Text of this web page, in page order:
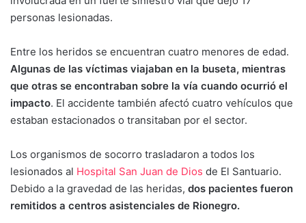
personas lesionadas.
Entre los heridos se encuentran cuatro menores de edad.
Algunas de las víctimas viajaban en la buseta, mientras
que otras se encontraban sobre la vía cuando ocurrió el
impacto. El accidente también afectó cuatro vehículos que
estaban estacionados o transitaban por el sector.
Los organismos de socorro trasladaron a todos los
lesionados al Hospital San Juan de Dios de El Santuario.
Debido a la gravedad de las heridas, dos pacientes fueron
remitidos a centros asistenciales de Rionegro.